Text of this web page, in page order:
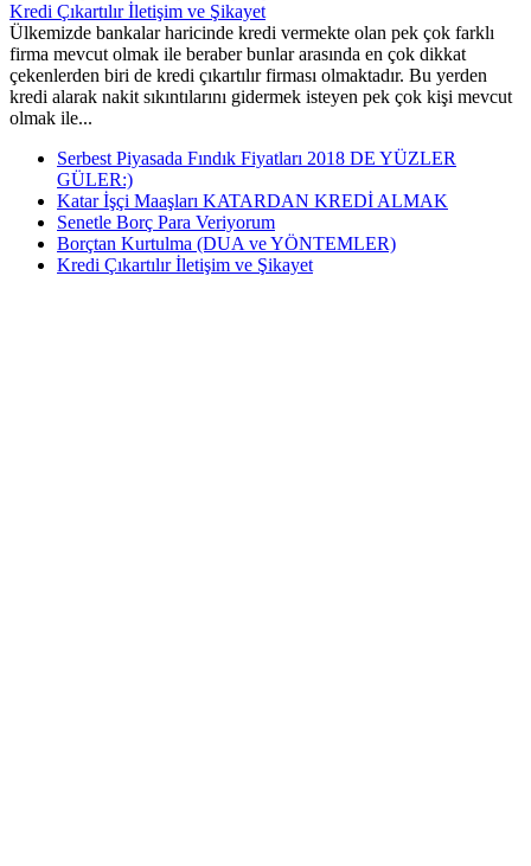
Kredi Çıkartılır İletişim ve Şikayet
Ülkemizde bankalar haricinde kredi vermekte olan pek çok farklı
firma mevcut olmak ile beraber bunlar arasında en çok dikkat
çekenlerden biri de kredi çıkartılır firması olmaktadır. Bu yerden
kredi alarak nakit sıkıntılarını gidermek isteyen pek çok kişi mevcut
olmak ile...
Serbest Piyasada Fındık Fiyatları 2018 DE YÜZLER
GÜLER:)
Katar İşçi Maaşları KATARDAN KREDİ ALMAK
Senetle Borç Para Veriyorum
Borçtan Kurtulma (DUA ve YÖNTEMLER)
Kredi Çıkartılır İletişim ve Şikayet